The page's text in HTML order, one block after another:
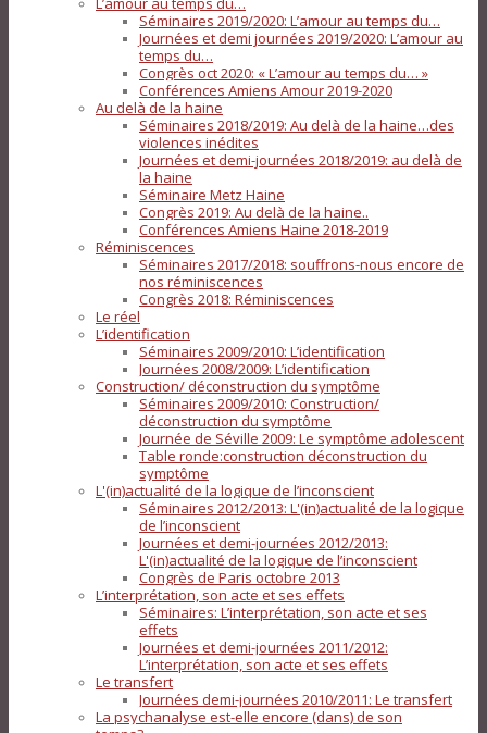
Séminaires 2019/2020: L’amour au temps du…
Journées et demi journées 2019/2020: L’amour au
temps du…
Congrès oct 2020: « L’amour au temps du… »
Conférences Amiens Amour 2019-2020
Au delà de la haine
Séminaires 2018/2019: Au delà de la haine…des
violences inédites
Journées et demi-journées 2018/2019: au delà de
la haine
Séminaire Metz Haine
Congrès 2019: Au delà de la haine..
Conférences Amiens Haine 2018-2019
Réminiscences
Séminaires 2017/2018: souffrons-nous encore de
nos réminiscences
Congrès 2018: Réminiscences
Le réel
L’identification
Séminaires 2009/2010: L’identification
Journées 2008/2009: L’identification
Construction/ déconstruction du symptôme
Séminaires 2009/2010: Construction/
déconstruction du symptôme
Journée de Séville 2009: Le symptôme adolescent
Table ronde:construction déconstruction du
symptôme
L'(in)actualité de la logique de l’inconscient
Séminaires 2012/2013: L'(in)actualité de la logique
de l’inconscient
Journées et demi-journées 2012/2013:
L'(in)actualité de la logique de l’inconscient
Congrès de Paris octobre 2013
L’interprétation, son acte et ses effets
Séminaires: L’interprétation, son acte et ses
effets
Journées et demi-journées 2011/2012:
L’interprétation, son acte et ses effets
Le transfert
Journées demi-journées 2010/2011: Le transfert
La psychanalyse est-elle encore (dans) de son